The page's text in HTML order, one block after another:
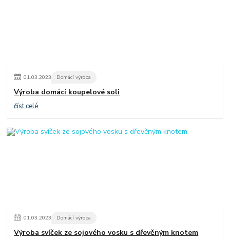
01.03.2023 Domácí výroba
Výroba domácí koupelové soli
číst celé
01.03.2023 Domácí výroba
Výroba svíček ze sojového vosku s dřevěným knotem